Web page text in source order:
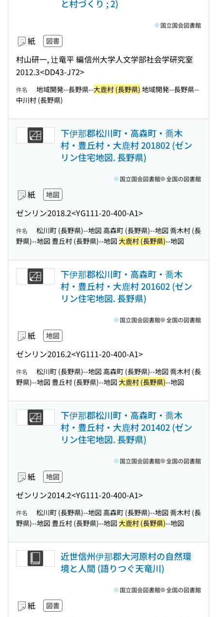
と村づくり ; 2)
紙 図書
村山研一, 辻竜平 編信州大学人文学部社会学研究室
2012.3<DD43-J72>
国立国会図書館
件名 地域開発--長野県--大鹿村 (長野県) 地域開発--長野県--
中川村 (長野県)
下伊那郡松川町・高森町・喬木
村・豊丘村・大鹿村 201802 (ゼン
リン住宅地図. 長野県)
紙 地図
ゼンリン2018.2<YG111-20-400-A1>
国立国会図書館 全国の図書館
件名
松川町 (長野県)--地図 高森町 (長野県)--地図 喬木村 (長
野県)--地図 豊丘村 (長野県)--地図 大鹿村 (長野県)--地図
下伊那郡松川町・高森町・喬木
村・豊丘村・大鹿村 201602 (ゼン
リン住宅地図. 長野県)
紙 地図
ゼンリン2016.2<YG111-20-400-A1>
国立国会図書館 全国の図書館
件名
松川町 (長野県)--地図 高森町 (長野県)--地図 喬木村 (長
野県)--地図 豊丘村 (長野県)--地図 大鹿村 (長野県)--地図
下伊那郡松川町・高森町・喬木
村・豊丘村・大鹿村 201402 (ゼン
リン住宅地図. 長野県)
紙 地図
ゼンリン2014.2<YG111-20-400-A1>
国立国会図書館 全国の図書館
件名
松川町 (長野県)--地図 高森町 (長野県)--地図 喬木村 (長
野県)--地図 豊丘村 (長野県)--地図 大鹿村 (長野県)--地図
近世信州伊那郡大河原村の自然環
境と人間 (語りつぐ天竜川)
紙 図書
国立国会図書館 全国の図書館